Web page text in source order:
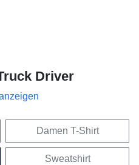
Driver
Damen T-Shirt
Sweatshirt